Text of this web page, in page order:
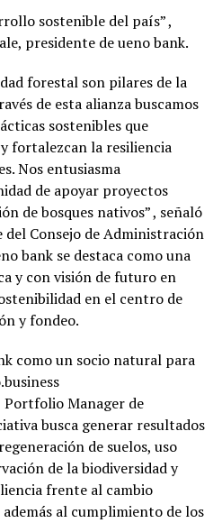
sostenible del país” ,
presidente de ueno bank.
forestal son pilares de la
de esta alianza buscamos
sostenibles que
fortalezcan la resiliencia
Nos entusiasma
de apoyar proyectos
de bosques nativos” , señaló
del Consejo de Administración
bank se destaca como una
y con visión de futuro en
en el centro de
y fondeo.
como un socio natural para
Portfolio Manager de
busca generar resultados
de suelos, uso
de la biodiversidad y
frente al cambio
al cumplimiento de los